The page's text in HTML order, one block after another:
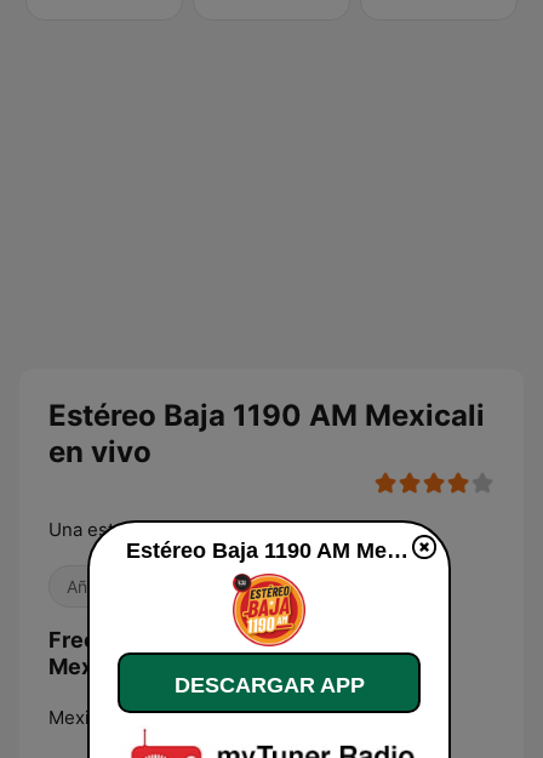
Estéreo Baja 1190 AM Mexicali
en vivo
Una estación de Esquina 32
Años 80 Antiguas Años 90
Frecuencias Estéreo Baja 1190 AM
Mexicali:
Mexicali: 1190 AM
Estéreo Baja 1190 AM Mexicali en vivo
DESCARGAR APP